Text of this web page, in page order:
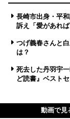
長崎市出身・平
訴え「愛があれ
つげ義春さんと
は？
死去した丹羽宇
ど読書』ベスト
動画で見